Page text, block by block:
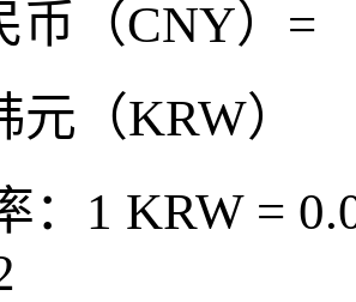
币（CNY）=
元（KRW）
：1 KRW =